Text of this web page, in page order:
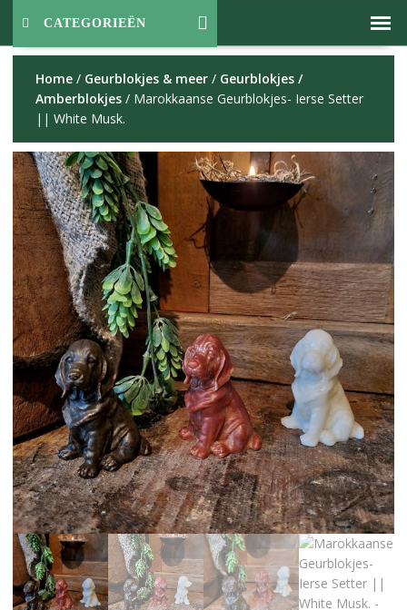
CATEGORIEËN
Home/ Geurblokjes & meer/ Geurblokjes /
Amberblokjes/ Marokkaanse Geurblokjes- Ierse Setter
|| White Musk.